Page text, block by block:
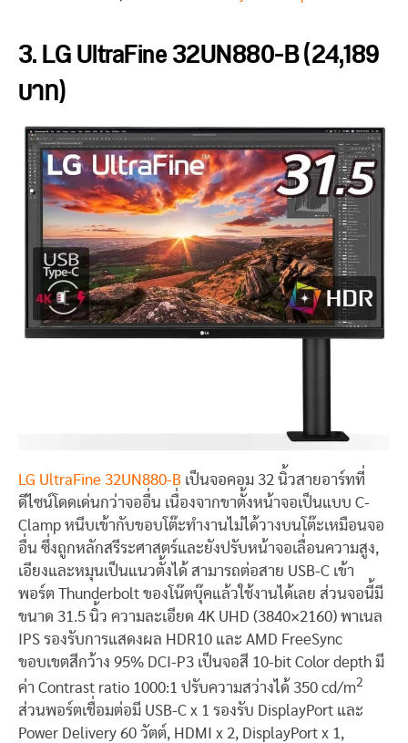
3. LG UltraFine 32UN880-B (24,189
บาท)
LG UltraFine 32UN880-B เป็นจอคอม 32 นิ้วสายอาร์ทที่
ดีไซน์โดดเด่นกว่าจออื่น เนื่องจากขาตั้งหน้าจอเป็นแบบ C-
Clamp หนีบเข้ากับขอบโต๊ะทำงานไม่ได้วางบนโต๊ะเหมือนจอ
อื่น ซึ่งถูกหลักสรีระศาสตร์และยังปรับหน้าจอเลื่อนความสูง,
เอียงและหมุนเป็นแนวตั้งได้ สามารถต่อสาย USB-C เข้า
พอร์ต Thunderbolt ของโน๊ตบุ๊คแล้วใช้งานได้เลย ส่วนจอนี้มี
ขนาด 31.5 นิ้ว ความละเอียด 4K UHD (3840×2160) พาเนล
IPS รองรับการแสดงผล HDR10 และ AMD FreeSync
ขอบเขตสีกว้าง 95% DCI-P3 เป็นจอสี 10-bit Color depth มี
ค่า Contrast ratio 1000:1 ปรับความสว่างได้ 350 cd/m2
ส่วนพอร์ตเชื่อมต่อมี USB-C x 1 รองรับ DisplayPort และ
Power Delivery 60 วัตต์, HDMI x 2, DisplayPort x 1,